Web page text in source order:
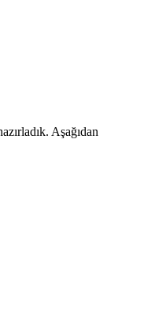
Aşağıdan